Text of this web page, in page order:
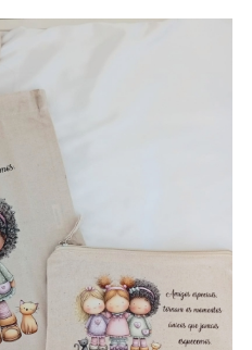
/ estojos / porta-
e gatos – vários